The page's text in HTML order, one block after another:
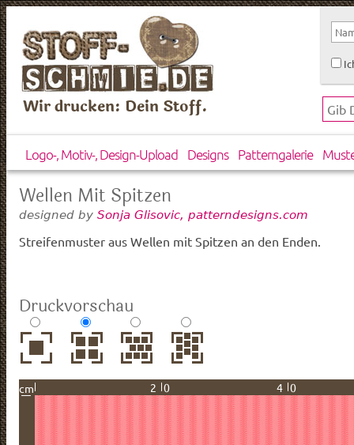
Wir drucken: Dein Stoff.
Logo-, Motiv-, Design-Upload Designs Patterngalerie
Wellen Mit Spitzen
designed by Sonja Glisovic, patterndesigns.com
Streifenmuster aus Wellen mit Spitzen an den Enden.
Druckvorschau
cm 20 40